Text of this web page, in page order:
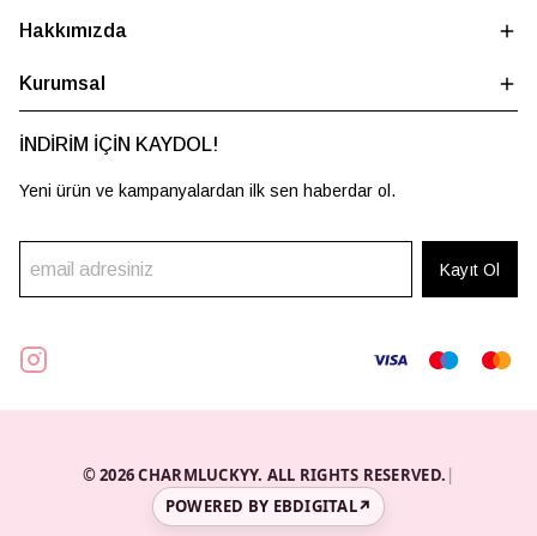
Hakkımızda
Kurumsal
İNDİRİM İÇİN KAYDOL!
Yeni ürün ve kampanyalardan ilk sen haberdar ol.
Kayıt Ol
© 2026 CHARMLUCKYY. ALL RIGHTS RESERVED. |
POWERED BY EBDIGITAL↗